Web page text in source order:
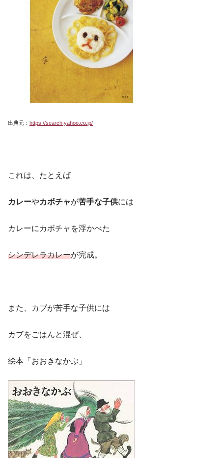
出典元： https://search.yahoo.co.jp/
これは、たとえば
カレーやカボチャが苦手な子供には
カレーにカボチャを浮かべた
シンデレラカレーが完成。
また、カブが苦手な子供には
カブをごはんと混ぜ、
絵本「おおきなかぶ」